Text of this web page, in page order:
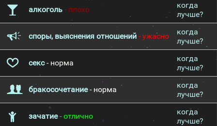
алкоголь - плохо
когда
лучше?
споры, выяснения отношений - ужасно
когда
лучше?
секс- норма
когда
лучше?
бракосочетание- норма
когда
лучше?
зачатие- отлично
когда
лучше?